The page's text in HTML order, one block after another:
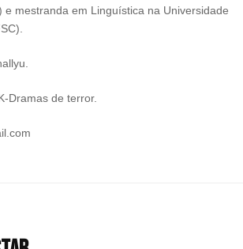
mestranda em Linguística na Universidade
Dramas de terror.